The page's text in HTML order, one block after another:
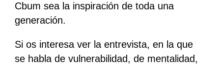
Cbum sea la inspiración de toda una
generación.
Si os interesa ver la entrevista, en la que
se habla de vulnerabilidad, de mentalidad,